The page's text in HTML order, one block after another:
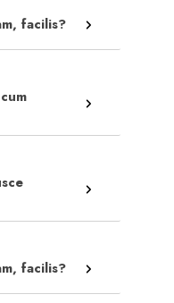
facilis?
facilis?